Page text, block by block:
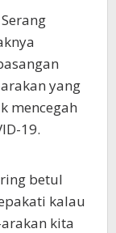
yang
mencegah
19.
betul
kalau
kita